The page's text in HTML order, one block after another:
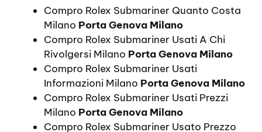
Compro Rolex Submariner Quanto Costa
Milano Porta Genova Milano
Compro Rolex Submariner Usati A Chi
Rivolgersi Milano Porta Genova Milano
Compro Rolex Submariner Usati
Informazioni Milano Porta Genova Milano
Compro Rolex Submariner Usati Prezzi
Milano Porta Genova Milano
Compro Rolex Submariner Usato Prezzo